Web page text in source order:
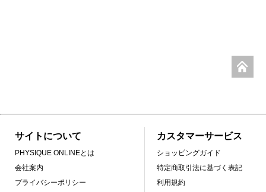
サイトについて
PHYSIQUE ONLINEとは
会社案内
プライバシーポリシー
カスタマーサービス
ショッピングガイド
特定商取引法に基づく表記
利用規約